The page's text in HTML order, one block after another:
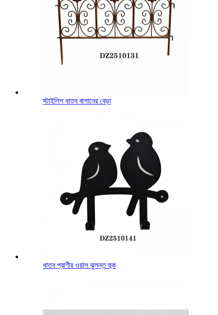
স্টাইলিশ ধাতব বাগানের বেড়া
ধাতব প্রাণীর ওয়াল ঝুলন্ত হুক